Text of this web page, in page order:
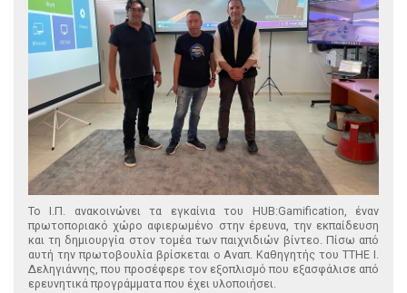
Το Ι.Π. ανακοινώνει τα εγκαίνια του HUB:Gamification, έναν
πρωτοποριακό χώρο αφιερωμένο στην έρευνα, την εκπαίδευση
και τη δημιουργία στον τομέα των παιχνιδιών βίντεο. Πίσω από
αυτή την πρωτοβουλία βρίσκεται ο Αναπ. Καθηγητής του ΤΤΗΕ Ι.
Δεληγιάννης, που προσέφερε τον εξοπλισμό που εξασφάλισε από
ερευνητικά προγράμματα που έχει υλοποιήσει.